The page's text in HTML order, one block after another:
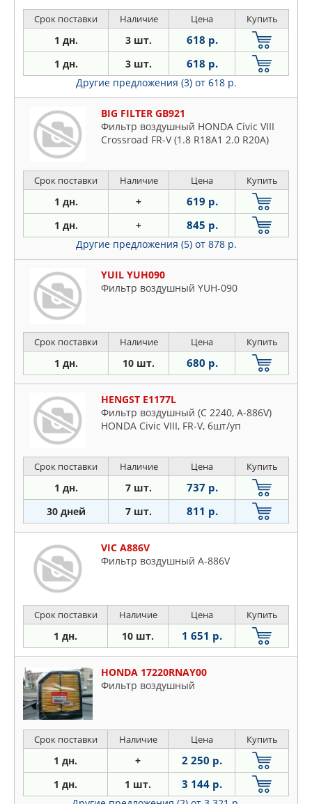
Срок поставки Наличие Цена Купить
1 дн. 3 шт. 618 р.
1 дн. 3 шт. 618 р.
Другие предложения (3) от 618 р.
BIG FILTER GB921
Фильтр воздушный HONDA Civic VIII
Crossroad FR-V (1.8 R18A1 2.0 R20A)
Срок поставки Наличие Цена Купить
1 дн. + 619 р.
1 дн. + 845 р.
Другие предложения (5) от 878 р.
YUIL YUH090
Фильтр воздушный YUH-090
Срок поставки Наличие Цена Купить
1 дн. 10 шт. 680 р.
HENGST E1177L
Фильтр воздушный (C 2240, A-886V)
HONDA Civic VIII, FR-V, 6шт/уп
Срок поставки Наличие Цена Купить
1 дн. 7 шт. 737 р.
30 дней 7 шт. 811 р.
VIC A886V
Фильтр воздушный A-886V
Срок поставки Наличие Цена Купить
1 дн. 10 шт. 1 651 р.
HONDA 17220RNAY00
Фильтр воздушный
Срок поставки Наличие Цена Купить
1 дн. + 2 250 р.
1 дн. 1 шт. 3 144 р.